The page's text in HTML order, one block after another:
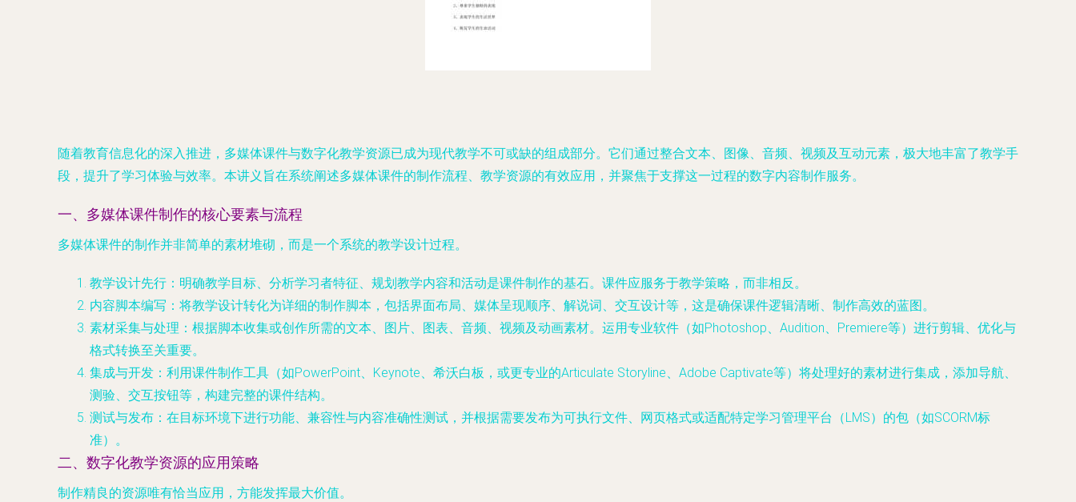
随着教育信息化的深入推进，多媒体课件与数字化教学资源已成为现代教学不可或缺的组成部分。它们通过整合文本、图像、音频、视频及互动元素，极大地丰富了教学手
段，提升了学习体验与效率。本讲义旨在系统阐述多媒体课件的制作流程、教学资源的有效应用，并聚焦于支撑这一过程的数字内容制作服务。
一、多媒体课件制作的核心要素与流程
多媒体课件的制作并非简单的素材堆砌，而是一个系统的教学设计过程。
教学设计先行 ：明确教学目标、分析学习者特征、规划教学内容和活动是课件制作的基石。课件应服务于教学策略，而非相反。
内容脚本编写 ：将教学设计转化为详细的制作脚本，包括界面布局、媒体呈现顺序、解说词、交互设计等，这是确保课件逻辑清晰、制作高效的蓝图。
素材采集与处理 ：根据脚本收集或创作所需的文本、图片、图表、音频、视频及动画素材。运用专业软件（如Photoshop、Audition、Premiere等）进行剪辑、优化与
格式转换至关重要。
集成与开发 ：利用课件制作工具（如PowerPoint、Keynote、希沃白板，或更专业的Articulate Storyline、Adobe Captivate等）将处理好的素材进行集成，添加导航、
测验、交互按钮等，构建完整的课件结构。
测试与发布 ：在目标环境下进行功能、兼容性与内容准确性测试，并根据需要发布为可执行文件、网页格式或适配特定学习管理平台（LMS）的包（如SCORM标
准）。
二、数字化教学资源的应用策略
制作精良的资源唯有恰当应用，方能发挥最大价值。